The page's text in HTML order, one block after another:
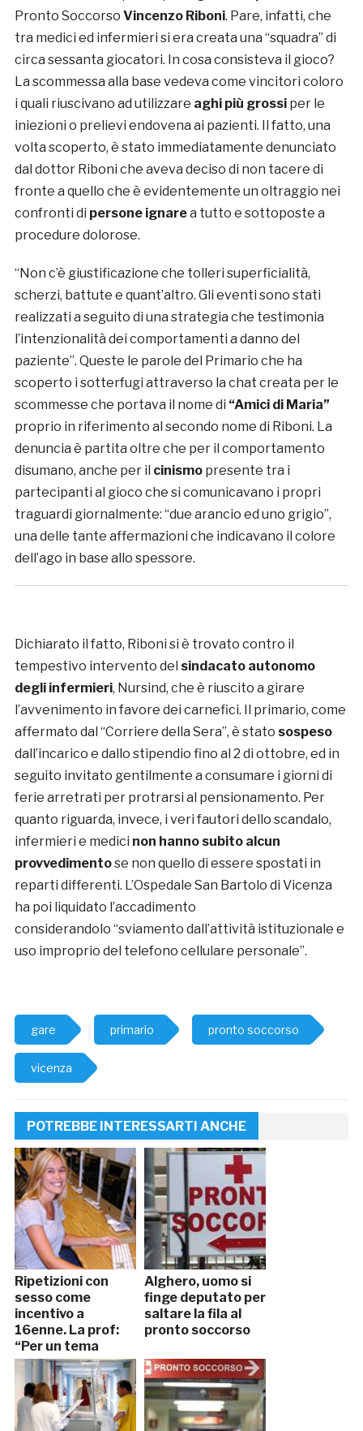
Pronto Soccorso Vincenzo Riboni. Pare, infatti, che
tra medici ed infermieri si era creata una “squadra” di
circa sessanta giocatori. In cosa consisteva il gioco?
La scommessa alla base vedeva come vincitori coloro
i quali riuscivano ad utilizzare aghi più grossiper le
iniezioni o prelievi endovena ai pazienti. Il fatto, una
volta scoperto, è stato immediatamente denunciato
dal dottor Riboni che aveva deciso di non tacere di
fronte a quello che è evidentemente un oltraggio nei
confronti di persone ignarea tutto e sottoposte a
procedure dolorose.
“Non c’è giustificazione che tolleri superficialità,
scherzi, battute e quant’altro. Gli eventi sono stati
realizzati a seguito di una strategia che testimonia
l’intenzionalità dei comportamenti a danno del
paziente”. Queste le parole del Primario che ha
scoperto i sotterfugi attraverso la chat creata per le
scommesse che portava il nome di “Amici di Maria”
proprio in riferimento al secondo nome di Riboni. La
denuncia è partita oltre che per il comportamento
disumano, anche per il cinismopresente tra i
partecipanti al gioco che si comunicavano i propri
traguardi giornalmente: “due arancio ed uno grigio”,
una delle tante affermazioni che indicavano il colore
dell’ago in base allo spessore.
Dichiarato il fatto, Riboni si è trovato contro il
tempestivo intervento del sindacato autonomo
degli infermieri, Nursind, che è riuscito a girare
l’avvenimento in favore dei carnefici. Il primario, come
affermato dal “Corriere della Sera”, è stato sospeso
dall’incarico e dallo stipendio fino al 2 di ottobre, ed in
seguito invitato gentilmente a consumare i giorni di
ferie arretrati per protrarsi al pensionamento. Per
quanto riguarda, invece, i veri fautori dello scandalo,
infermieri e medici non hanno subito alcun
provvedimentose non quello di essere spostati in
reparti differenti. L’Ospedale San Bartolo di Vicenza
ha poi liquidato l’accadimento
considerandolo “sviamento dall’attività istituzionale e
uso improprio del telefono cellulare personale”.
gare primario pronto soccorso
vicenza
POTREBBE INTERESSARTI ANCHE
Ripetizioni con
sesso come
incentivo a
16enne. La prof:
“Per un tema
scritto bene gli
facevo…”
Alghero, uomo si
finge deputato per
saltare la fila al
pronto soccorso